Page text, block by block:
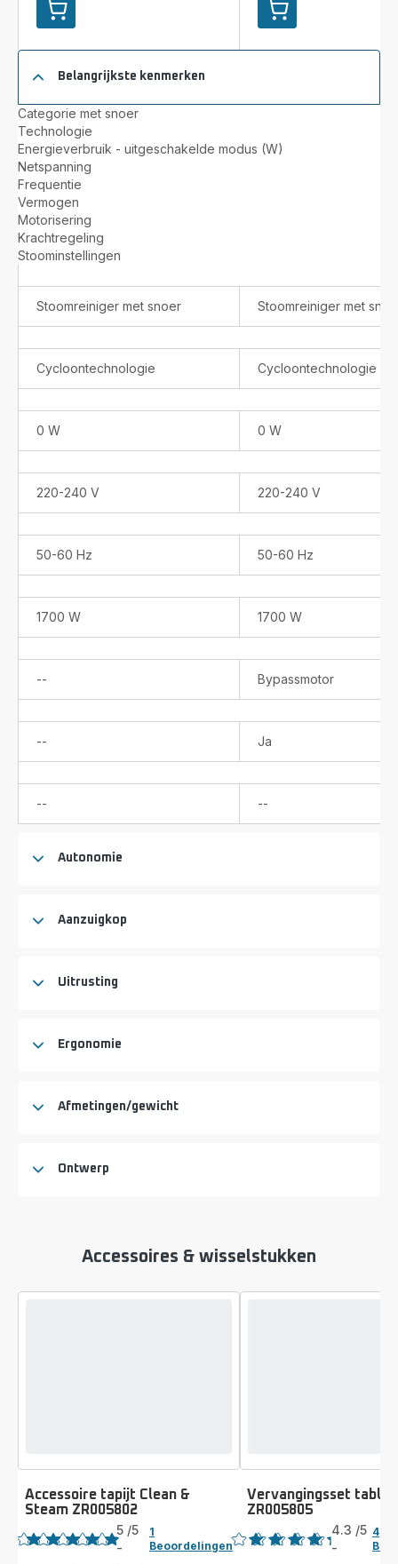
Toevoegen
aan
winkelwagentje
Clean
Steam
Revolution
RY7777
2-
in-
1
Stoomreiniger
+
Stofzuiger
-
Toevoegen
aan
winkelwagentje
Steam
3-
1.700W
Belangrijkste kenmerken
Categorie met snoer
Technologie
Energieverbruik - uitgeschakelde modus (W)
Netspanning
Frequentie
Vermogen
Motorisering
Krachtregeling
Stoominstellingen
Stoomreiniger met snoer Stoomreiniger met
Cycloontechnologie Cycloontechnologie
0 W 0 W
220-240 V 220-240 V
50-60 Hz 50-60 Hz
1700 W 1700 W
--
beschikbaar
Bypassmotor
--
beschikbaar
Ja
--
beschikbaar
--
beschikbaar
Autonomie
Aanzuigkop
Uitrusting
Ergonomie
Afmetingen/gewicht
Ontwerp
Accessoires & wisselstukken
Accessoire tapijt Clean &
Steam ZR005802
Beoordeling
5 /5
-
1
Beoordelingen
Vervangingsset
ZR005805
Beoordeling
4.3 /5
-
4